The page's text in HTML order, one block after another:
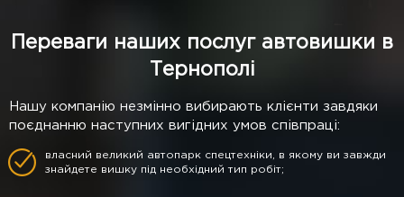
Переваги наших послуг автовишки в
Тернополі
Нашу компанію незмінно вибирають клієнти завдяки
поєднанню наступних вигідних умов співпраці:
власний великий автопарк спецтехніки, в якому ви завжди
знайдете вишку під необхідний тип робіт;